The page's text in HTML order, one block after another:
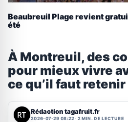
Beaubreuil Plage revient
été
À Montreuil, des
pour mieux vivre
ce qu’il faut retenir
Rédaction tagafruit.fr
2026-07-29 08:22 2 MIN. DE LECTURE